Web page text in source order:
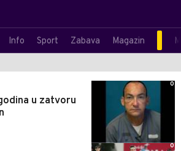
Info Sport Zabava Magazin
u zatvoru
0
0